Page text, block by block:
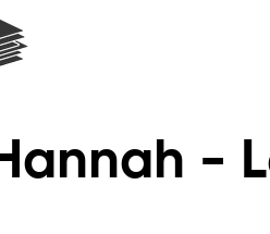
-